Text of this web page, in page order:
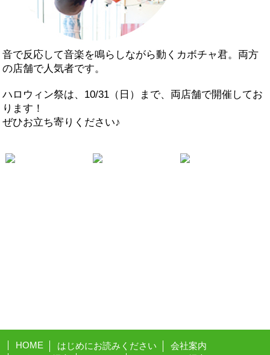
音で反応して音楽を鳴らしながら動くカボチャ君。両方
の店舗で人気者です。
ハロウィン祭は、10/31（日）まで、両店舗で開催してお
ります！
ぜひお立ち寄りください♪
HOME はじめにお読みください
会社案内